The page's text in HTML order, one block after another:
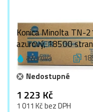
Konica Minolta TN-
azurový, 18500 stran
azurová
Nedostupné
1 223 Kč
1 011 Kč bez DPH